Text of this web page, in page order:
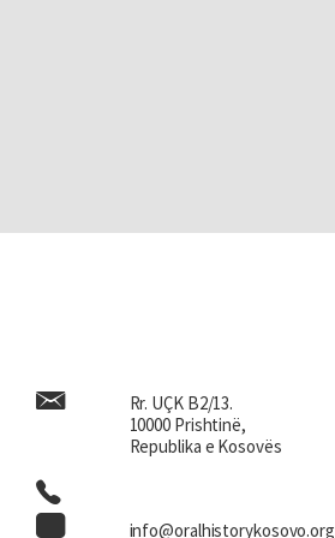
Rr. UÇK B2/13.
10000 Prishtinë,
Republika e Kosovës
info@oralhistorykosovo.org